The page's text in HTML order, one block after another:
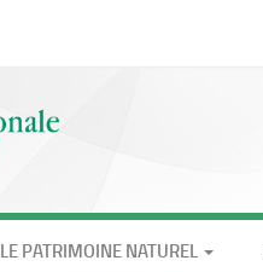
LE PATRIMOINE NATUREL